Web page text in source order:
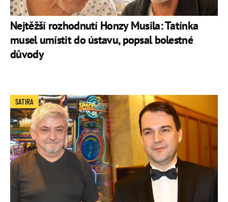
Nejtěžší rozhodnutí Honzy Musila: Tatínka
musel umístit do ústavu, popsal bolestné
důvody
SATIRA